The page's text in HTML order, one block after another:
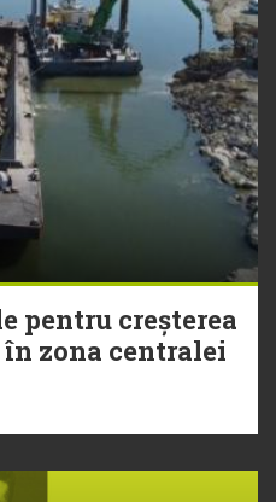
pentru creșterea
zona centralei